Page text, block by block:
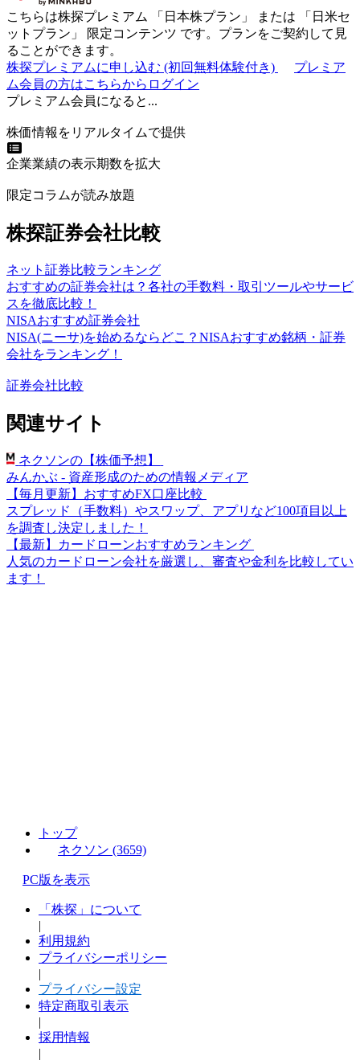
こちらは株探プレミアム 「 日本株プラン 」 または 「 日米セ
ットプラン 」 限定コンテンツ です。プランをご契約して見
ることができます。
株探プレミアムに申し込む (初回無料体験付き)
プレミア
ム会員の方はこちらからログイン
プレミアム会員になると...
株価情報をリアルタイムで提供
企業業績の表示期数を拡大
限定コラムが読み放題
株探証券会社比較
ネット証券比較ランキング
おすすめの証券会社は？各社の手数料・取引ツールやサービ
スを徹底比較！
NISAおすすめ証券会社
NISA(ニーサ)を始めるならどこ？NISAおすすめ銘柄・証券
会社をランキング！
証券会社比較
関連サイト
ネクソンの【株価予想】
みんかぶ - 資産形成のための情報メディア
【毎月更新】おすすめFX口座比較
スプレッド（手数料）やスワップ、アプリなど100項目以上
を調査し決定しました！
【最新】カードローンおすすめランキング
人気のカードローン会社を厳選し、審査や金利を比較してい
ます！
トップ
ネクソン (3659)
PC版を表示
「株探」について
|
利用規約
プライバシーポリシー
|
プライバシー設定
特定商取引表示
|
採用情報
|